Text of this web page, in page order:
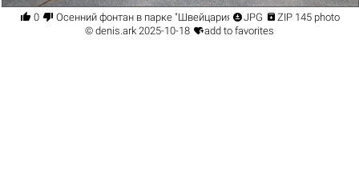
 0  Осенний фонтан в парке "Швейцария"JPG  ZIP 145 photo
© denis.ark 2025-10-18 add to favorites